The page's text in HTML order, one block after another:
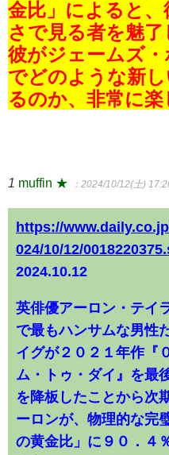
金比」によると
さで見る者を魅了
彼がジェームズ
でどのような新
るのか、非常に楽
1 muffin ★ ：2024/10/12(土)
https://
024/10/12/
2024.10.12
英俳優アーロン・テイ
で最もハンサムな男性
イグが２０２１年作
ム・トゥ・ダイ』を最
を降板したことから次
ーロンが、物理的な完
の黄金比」に９０．４